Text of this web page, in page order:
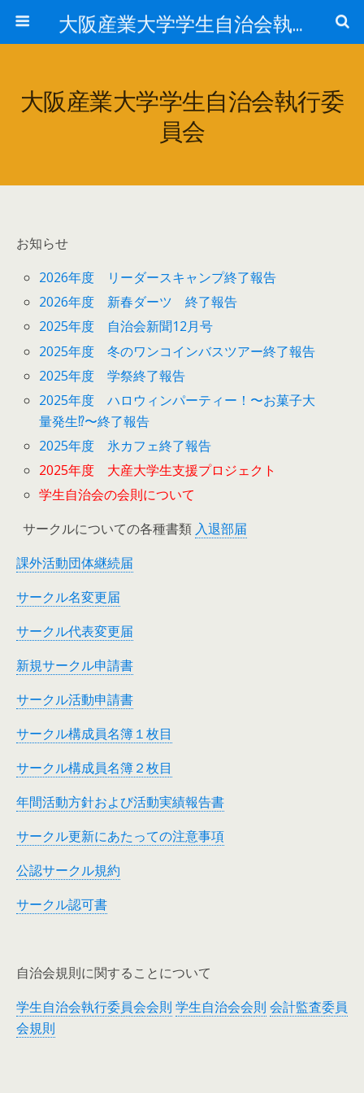
大阪産業大学学生自治会執行委員会
大阪産業大学学生自治会執行委
員会
お知らせ
2026年度 リーダースキャンプ終了報告
2026年度 新春ダーツ 終了報告
2025年度 自治会新聞12月号
2025年度 冬のワンコインバスツアー終了報告
2025年度 学祭終了報告
2025年度 ハロウィンパーティー！〜お菓子大
量発生⁉︎〜終了報告
2025年度 氷カフェ終了報告
2025年度 大産大学生支援プロジェクト
学生自治会の会則について
サークルについての各種書類 入退部届
課外活動団体継続届
サークル名変更届
サークル代表変更届
新規サークル申請書
サークル活動申請書
サークル構成員名簿１枚目
サークル構成員名簿２枚目
年間活動方針および活動実績報告書
サークル更新にあたっての注意事項
公認サークル規約
サークル認可書
自治会規則に関することについて
学生自治会執行委員会会則 学生自治会会則 会計監査委員
会規則